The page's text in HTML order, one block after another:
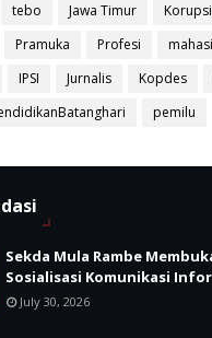
tebo Jawa Timur Korupsi
Pramuka Profesi
IPSI Jurnalis Kopdes
pemilu
Sekda Mula Rambe
Sosialisasi Komunikasi
July 30, 2026